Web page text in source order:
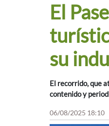
El
su
El recorrido, que
contenido y
06/08/2025 18:10